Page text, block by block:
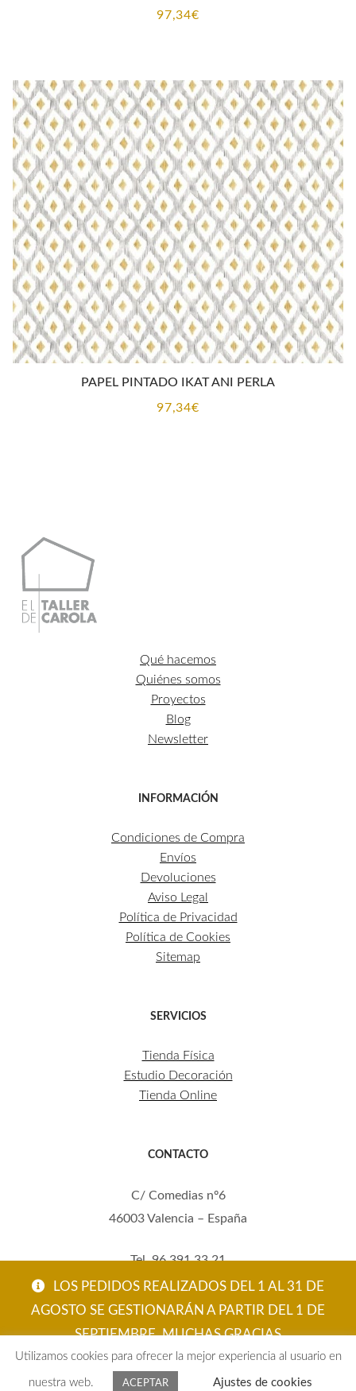
LOS PEDIDOS REALIZADOS DEL 1 AL 31 DE
AGOSTO SE GESTIONARÁN A PARTIR DEL 1 DE
SEPTIEMBRE. MUCHAS GRACIAS
ACEPTAR
97,34€
PAPEL PINTADO IKAT ANI PERLA
97,34€
Qué hacemos
Quiénes somos
Proyectos
Blog
Newsletter
INFORMACIÓN
Condiciones de Compra
Envíos
Devoluciones
Aviso Legal
Política de Privacidad
Política de Cookies
Sitemap
SERVICIOS
Tienda Física
Estudio Decoración
Tienda Online
CONTACTO
C/ Comedias nº6
46003 Valencia – España
Tel. 96 391 33 21
Mov. 620 123 461
carola@eltallerdecarola.com
Utilizamos cookies para ofrecer la mejor experiencia al usuario en
nuestra web. ACEPTAR Ajustes de cookies